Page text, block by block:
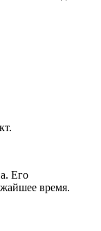
Его
время.